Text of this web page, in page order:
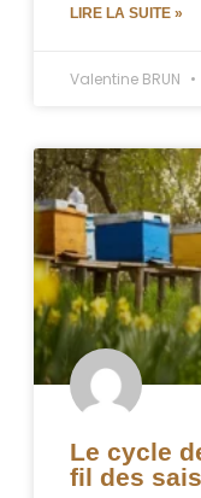
LIRE LA SUITE »
Valentine BRUN
Le cycle
fil des